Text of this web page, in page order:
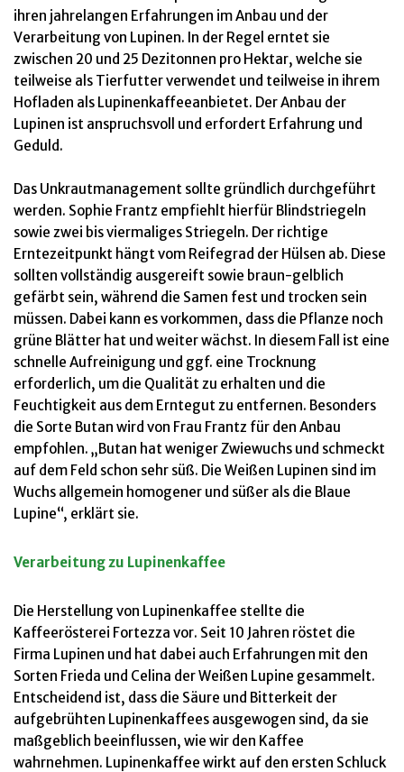
ihren jahrelangen Erfahrungen im Anbau und der
Verarbeitung von Lupinen. In der Regel erntet sie
zwischen 20 und 25 Dezitonnen pro Hektar, welche sie
teilweise als Tierfutter verwendet und teilweise in ihrem
Hofladen als Lupinenkaffeeanbietet. Der Anbau der
Lupinen ist anspruchsvoll und erfordert Erfahrung und
Geduld.
Das Unkrautmanagement sollte gründlich durchgeführt
werden. Sophie Frantz empfiehlt hierfür Blindstriegeln
sowie zwei bis viermaliges Striegeln. Der richtige
Erntezeitpunkt hängt vom Reifegrad der Hülsen ab. Diese
sollten vollständig ausgereift sowie braun-gelblich
gefärbt sein, während die Samen fest und trocken sein
müssen. Dabei kann es vorkommen, dass die Pflanze noch
grüne Blätter hat und weiter wächst. In diesem Fall ist eine
schnelle Aufreinigung und ggf. eine Trocknung
erforderlich, um die Qualität zu erhalten und die
Feuchtigkeit aus dem Erntegut zu entfernen. Besonders
die Sorte Butan wird von Frau Frantz für den Anbau
empfohlen. „Butan hat weniger Zwiewuchs und schmeckt
auf dem Feld schon sehr süß. Die Weißen Lupinen sind im
Wuchs allgemein homogener und süßer als die Blaue
Lupine“, erklärt sie.
Verarbeitung zu Lupinenkaffee
Die Herstellung von Lupinenkaffee stellte die
Kaffeerösterei Fortezza vor. Seit 10 Jahren röstet die
Firma Lupinen und hat dabei auch Erfahrungen mit den
Sorten Frieda und Celina der Weißen Lupine gesammelt.
Entscheidend ist, dass die Säure und Bitterkeit der
aufgebrühten Lupinenkaffees ausgewogen sind, da sie
maßgeblich beeinflussen, wie wir den Kaffee
wahrnehmen. Lupinenkaffee wirkt auf den ersten Schluck